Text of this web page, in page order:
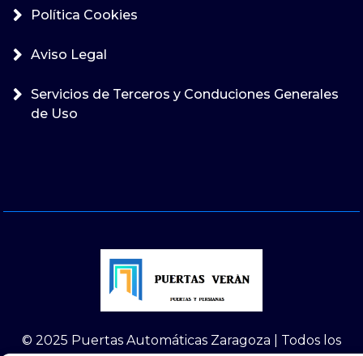
Política Cookies
Aviso Legal
Servicios de Terceros y Conduciones Generales
de Uso
© 2025 Puertas Automáticas Zaragoza | Todos los